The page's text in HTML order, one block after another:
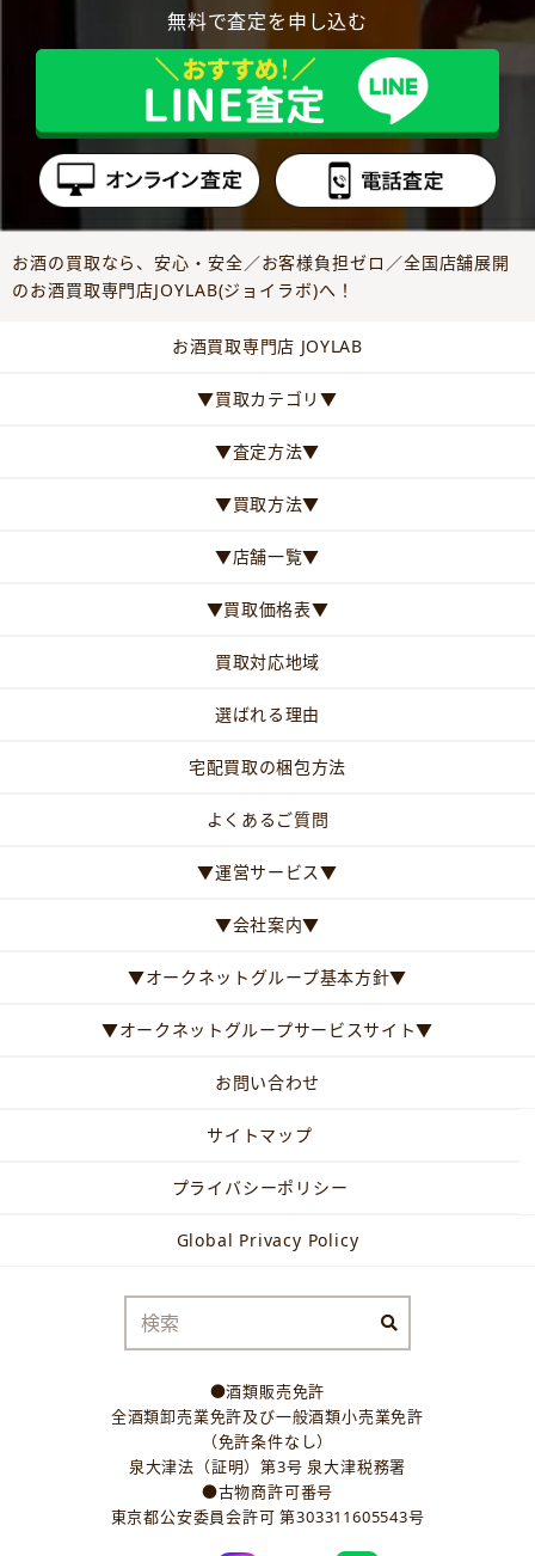
無料で査定を申し込む
お酒の買取なら、安心・安全／お客様負担ゼロ／全国店舗展開
のお酒買取専門店JOYLAB(ジョイラボ)へ！
お酒買取専門店 JOYLAB
▼買取カテゴリ▼
▼査定方法▼
▼買取方法▼
▼店舗一覧▼
▼買取価格表▼
買取対応地域
選ばれる理由
宅配買取の梱包方法
よくあるご質問
▼運営サービス▼
▼会社案内▼
▼オークネットグループ基本方針▼
▼オークネットグループサービスサイト▼
お問い合わせ
サイトマップ
プライバシーポリシー
Global Privacy Policy
●酒類販売免許
全酒類卸売業免許及び一般酒類小売業免許
（免許条件なし）
泉大津法（証明）第3号 泉大津税務署
●古物商許可番号
東京都公安委員会許可 第303311605543号